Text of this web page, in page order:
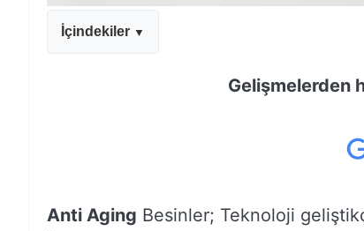
İçindekiler
Gelişmelerden
Anti Aging Besinler; Teknoloji